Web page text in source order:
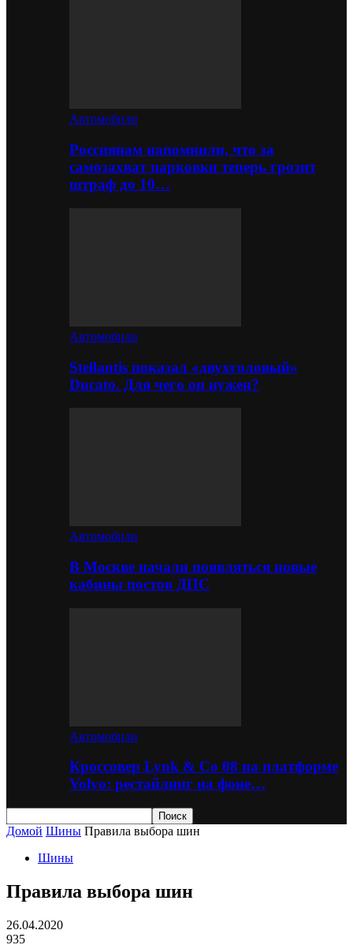
Автомобили
Россиянам напомнили, что за
самозахват парковки теперь грозит
штраф до 10…
Автомобили
Stellantis показал «двухголовый»
Ducato. Для чего он нужен?
Автомобили
В Москве начали появляться новые
кабины постов ДПС
Автомобили
Кроссовер Lynk & Co 08 на платформе
Volvo: рестайлинг на фоне…
Домой Шины Правила выбора шин
Шины
Правила выбора шин
26.04.2020
935